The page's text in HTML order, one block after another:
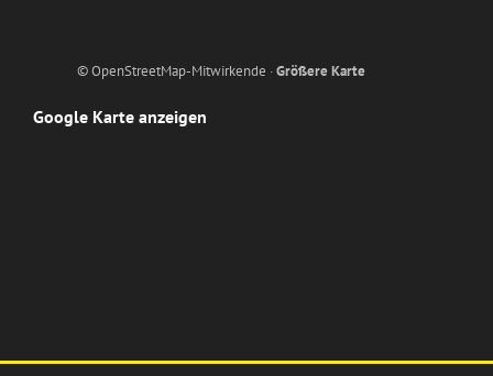
© OpenStreetMap-Mitwirkende ·Größere Karte
Google Karte anzeigen